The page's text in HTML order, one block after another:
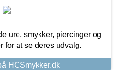
ure, smykker, piercinger og
for at se deres udvalg.
HCSmykker.dk